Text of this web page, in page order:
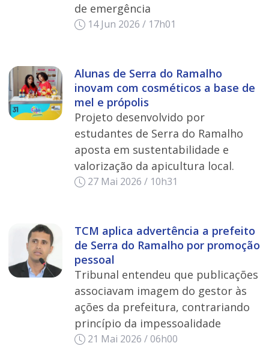
de emergência
14 Jun 2026 / 17h01
Alunas de Serra do Ramalho
inovam com cosméticos a base de
mel e própolis
Projeto desenvolvido por
estudantes de Serra do Ramalho
aposta em sustentabilidade e
valorização da apicultura local.
27 Mai 2026 / 10h31
TCM aplica advertência a prefeito
de Serra do Ramalho por promoção
pessoal
Tribunal entendeu que publicações
associavam imagem do gestor às
ações da prefeitura, contrariando
princípio da impessoalidade
21 Mai 2026 / 06h00